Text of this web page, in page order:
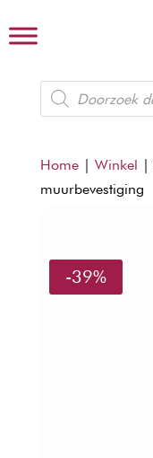
Producten
zoeken
Home| Winkel |
muurbevestiging
-39%